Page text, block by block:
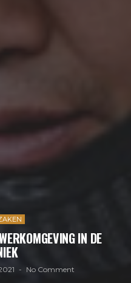
IN DE
No Comment